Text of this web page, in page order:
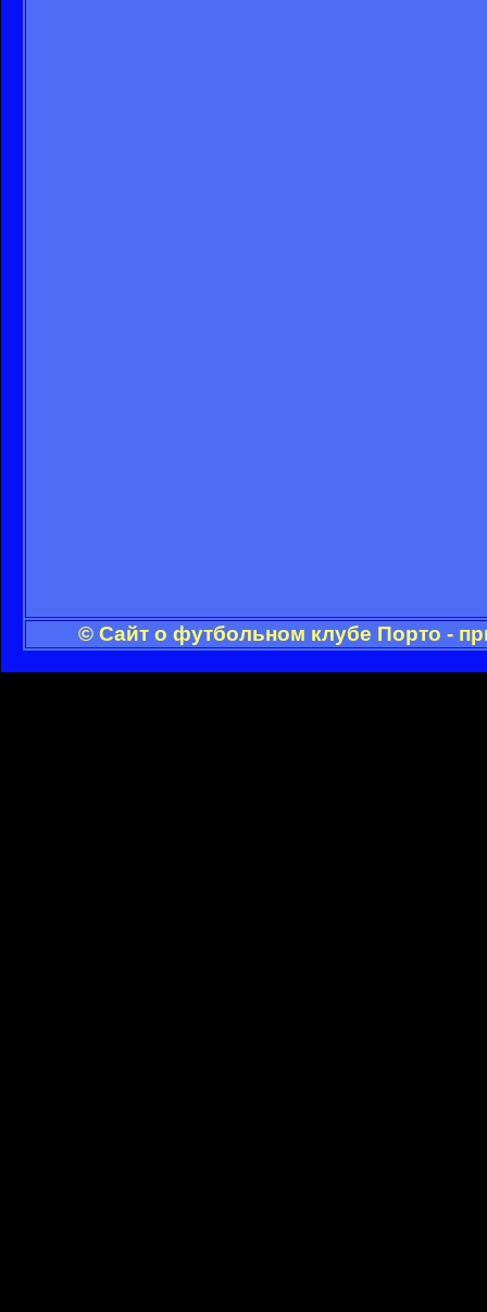
© Сайт о футбольном клубе Порто -